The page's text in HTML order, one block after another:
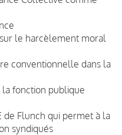
le harcèlement moral
conventionnelle dans la
fonction publique
de Flunch qui permet à la
syndiqués